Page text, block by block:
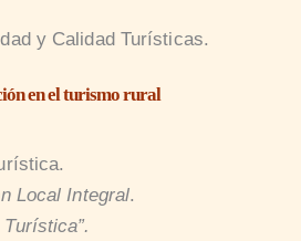
y Calidad Turísticas.
en el turismo rural
LocalIntegral.